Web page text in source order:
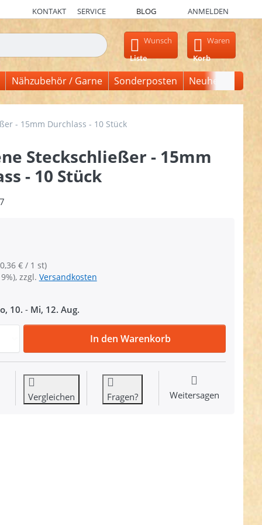
KONTAKT SERVICE BLOG ANMELDEN
erscheinen automatisch erste Ergebnisse. Drücken Sie die
Wunsch
Liste
Waren
Korb
Nähzubehör / Garne Sonderposten Neuheiten
- 15mm Durchlass - 10 Stück
Steckschließer - 15mm
- 10 Stück
€ / 1 st)
zzgl. Versandkosten
10. - Mi, 12. Aug.
Gebogene Steckschließer - 15mm Durchlass - 10 Stück zu
In den Warenkorb
Vergleichen Fragen? Weitersagen